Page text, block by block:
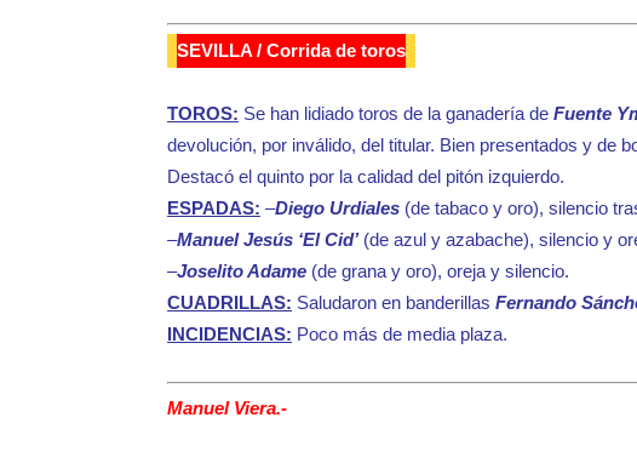
SEVILLA / Corrida de toros
TOROS: Se han lidiado toros de la ganadería de Fuente
devolución, por inválido, del titular. Bien presentados y de
Destacó el quinto por la calidad del pitón izquierdo.
ESPADAS: –Diego Urdiales (de tabaco y oro), silencio
–Manuel Jesús ‘El Cid’(de azul y azabache), silencio y
–Joselito Adame (de grana y oro), oreja y silencio.
CUADRILLAS: Saludaron en banderillas Fernando
INCIDENCIAS: Poco más de media plaza.
Manuel Viera.-